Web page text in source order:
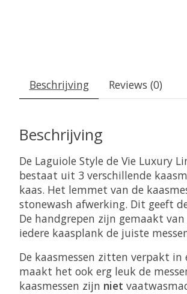
Beschrijving Reviews (0)
Beschrijving
De Laguiole Style de Vie Luxury
bestaat uit 3 verschillende
kaas. Het lemmet van de
stonewash afwerking. Dit geeft
De handgrepen zijn gemaakt
iedere kaasplank de juiste
De kaasmessen zitten verpakt in
maakt het ook erg leuk de
kaasmessen zijn niet